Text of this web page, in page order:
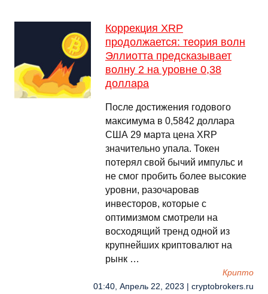
Коррекция XRP
продолжается: теория волн
Эллиотта предсказывает
волну 2 на уровне 0,38
доллара
После достижения годового
максимума в 0,5842 доллара
США 29 марта цена XRP
значительно упала. Токен
потерял свой бычий импульс и
не смог пробить более высокие
уровни, разочаровав
инвесторов, которые с
оптимизмом смотрели на
восходящий тренд одной из
крупнейших криптовалют на
рынк …
Крипто
01:40, Апрель 22, 2023 | cryptobrokers.ru